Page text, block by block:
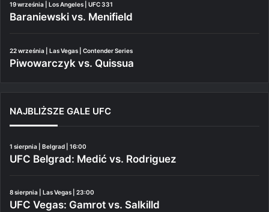
19 września | Los Angeles | UFC 331
Baraniewski vs. Menifield
22 września | Las Vegas | Contender Series
Piwowarczyk vs. Quissua
NAJBLIŻSZE GALE UFC
1 sierpnia | Belgrad | 16:00
UFC Belgrad: Medić vs. Rodriguez
8 sierpnia | Las Vegas | 23:00
UFC Vegas: Gamrot vs. Salkilld